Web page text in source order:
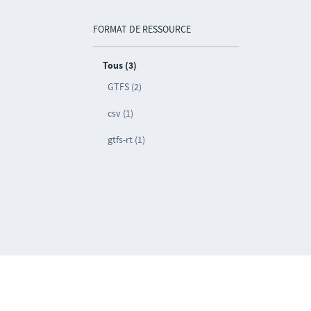
FORMAT DE RESSOURCE
Tous (3)
GTFS (2)
csv (1)
gtfs-rt (1)